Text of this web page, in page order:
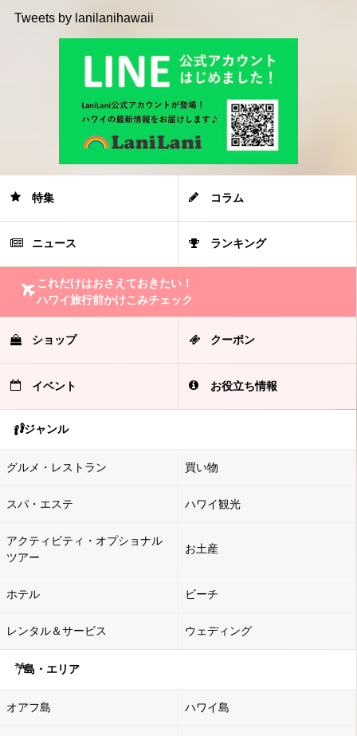
Tweets by lanilanihawaii
特集 コラム
ニュース ランキング
これだけはおさえておきたい！
ハワイ旅行前かけこみチェック
ショップ クーポン
イベント お役立ち情報
ジャンル
グルメ・レストラン 買い物
スパ・エステ ハワイ観光
アクティビティ・オプショナル
ツアー
お土産
ホテル ビーチ
レンタル＆サービス ウェディング
島・エリア
オアフ島 ハワイ島